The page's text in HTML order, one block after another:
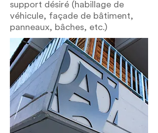
support désiré (habillage de
véhicule, façade de bâtiment,
panneaux, bâches, etc.)